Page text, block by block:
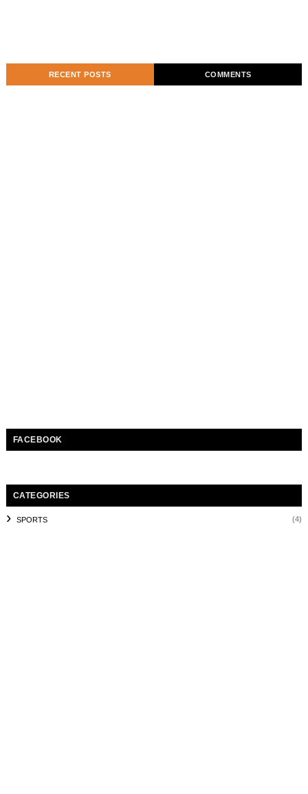
RECENT POSTS COMMENTS
FACEBOOK
CATEGORIES
SPORTS (4)